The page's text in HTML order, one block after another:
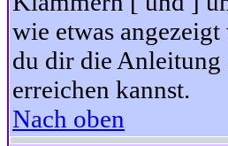
wie etwas
du dir die Anleitung
erreichen kannst.
Nach oben